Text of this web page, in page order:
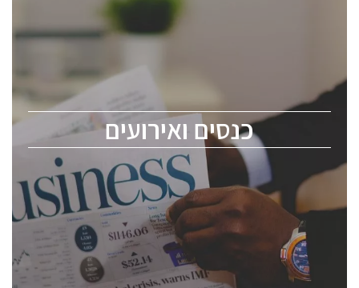
כנסים ואירועים
כנסים ואירועים
לכל העוסקים בתעשיית הסמיקונדקטור כולל מהנדסים,
ChipEx2026 will be held on May 12-13, 2026. The
conference is intended for everyone involved in the
semiconductor industry, including engineers,
professional experts, and senior executives.
לחץ לפרטים